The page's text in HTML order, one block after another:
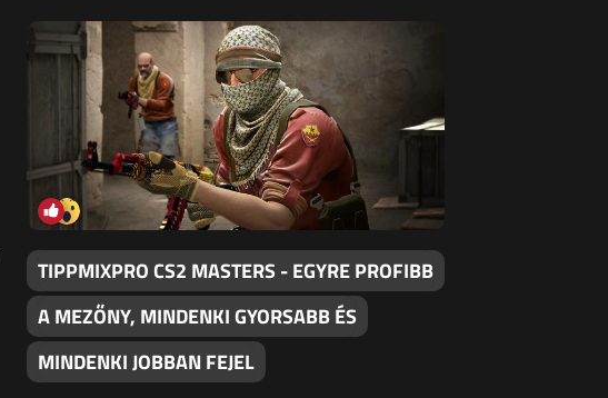
TIPPMIXPRO CS2 MASTERS - EGYRE PROFIBB
A MEZŐNY, MINDENKI GYORSABB ÉS
MINDENKI JOBBAN FEJEL